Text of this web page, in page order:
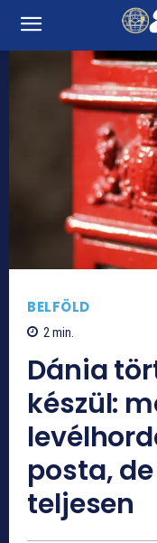
BELFÖLD
2min.
Dánia
készül:
posta,
teljesen